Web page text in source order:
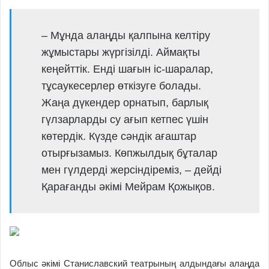
– Мұнда алаңды қалпына келтіру
жұмыстары жүргізілді. Аймақты
кеңейттік. Енді шағын іс-шаралар,
тұсаукесерлер өткізуге болады.
Жаңа дүкендер орнатып, барлық
гүлзарларды су ағып кетпес үшін
көтердік. Күзде сәндік ағаштар
отырғызамыз. Көпжылдық бұталар
мен гүлдерді жерсіндіреміз, – дейді
Қарағанды әкімі Мейрам Қожықов.
Облыс әкімі Станиславский театрының алдындағы алаңда